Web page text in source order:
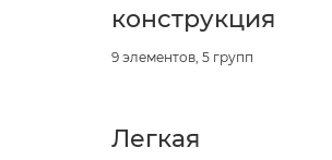
конструкция
9 элементов, 5 групп
Легкая